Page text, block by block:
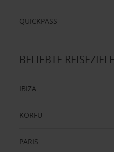
QUICKPASS
BELIEBTE REISEZIELE
IBIZA
KORFU
PARIS